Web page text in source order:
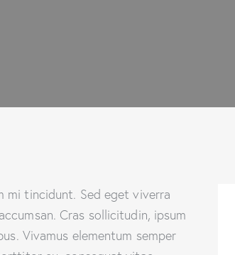
mi tincidunt. Sed eget viverra
Cras sollicitudin, ipsum
Vivamus elementum semper